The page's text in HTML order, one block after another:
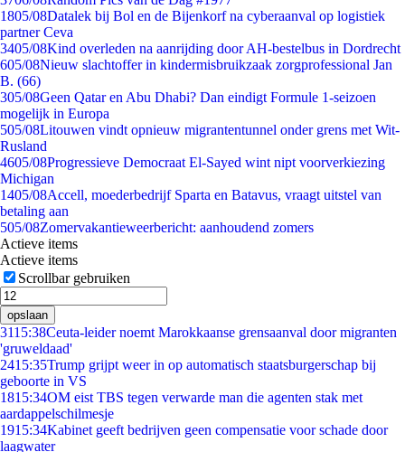
1805/08Datalek bij Bol en de Bijenkorf na cyberaanval op logistiek
partner Ceva
3405/08Kind overleden na aanrijding door AH-bestelbus in Dordrecht
605/08Nieuw slachtoffer in kindermisbruikzaak zorgprofessional Jan
B. (66)
305/08Geen Qatar en Abu Dhabi? Dan eindigt Formule 1-seizoen
mogelijk in Europa
505/08Litouwen vindt opnieuw migrantentunnel onder grens met Wit-
Rusland
4605/08Progressieve Democraat El-Sayed wint nipt voorverkiezing
Michigan
1405/08Accell, moederbedrijf Sparta en Batavus, vraagt uitstel van
betaling aan
505/08Zomervakantieweerbericht: aanhoudend zomers
Actieve items
Actieve items
Scrollbar gebruiken
opslaan
3115:38Ceuta-leider noemt Marokkaanse grensaanval door migranten
'gruweldaad'
2415:35Trump grijpt weer in op automatisch staatsburgerschap bij
geboorte in VS
1815:34OM eist TBS tegen verwarde man die agenten stak met
aardappelschilmesje
1915:34Kabinet geeft bedrijven geen compensatie voor schade door
laagwater